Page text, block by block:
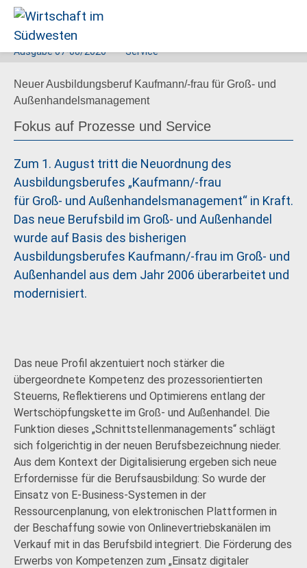
im
Südwesten
Ausgabe07-08/2020 Service
Neuer Ausbildungsberuf Kaufmann/-frau für Groß- und
Außenhandelsmanagement
Fokus auf Prozesse und Service
Zum 1. August tritt die Neuordnung des
Ausbildungsberufes „Kaufmann/-frau
für Groß- und Außenhandelsmanagement“ in Kraft.
Das neue Berufsbild im Groß- und Außenhandel
wurde auf Basis des bisherigen
Ausbildungsberufes Kaufmann/-frau im Groß- und
Außenhandel aus dem Jahr 2006 überarbeitet und
modernisiert.
Das neue Profil akzentuiert noch stärker die
übergeordnete Kompetenz des prozessorientierten
Steuerns, Reflektierens und Optimierens entlang der
Wertschöpfungskette im Groß- und Außenhandel. Die
Funktion dieses „Schnittstellenmanagements“ schlägt
sich folgerichtig in der neuen Berufsbezeichnung nieder.
Aus dem Kontext der Digitalisierung ergeben sich neue
Erfordernisse für die Berufsausbildung: So wurde der
Einsatz von E-Business-Systemen in der
Ressourcenplanung, von elektronischen Plattformen in
der Beschaffung sowie von Onlinevertriebskanälen im
Verkauf mit in das Berufsbild integriert. Die Förderung des
Erwerbs von Kompetenzen zum „Einsatz digitaler